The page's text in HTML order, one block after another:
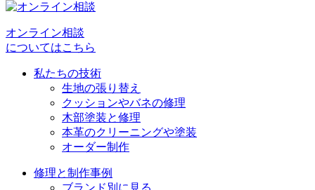
ー
シ
ョ
オンライン相談
についてはこちら
私たちの技術
生地の張り替え
クッションやバネの修理
木部塗装と修理
本革のクリーニングや塗装
オーダー制作
修理と制作事例